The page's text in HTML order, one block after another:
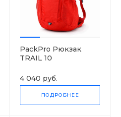
PackPro Рюкзак
TRAIL 10
4 040 руб.
ПОДРОБНЕЕ